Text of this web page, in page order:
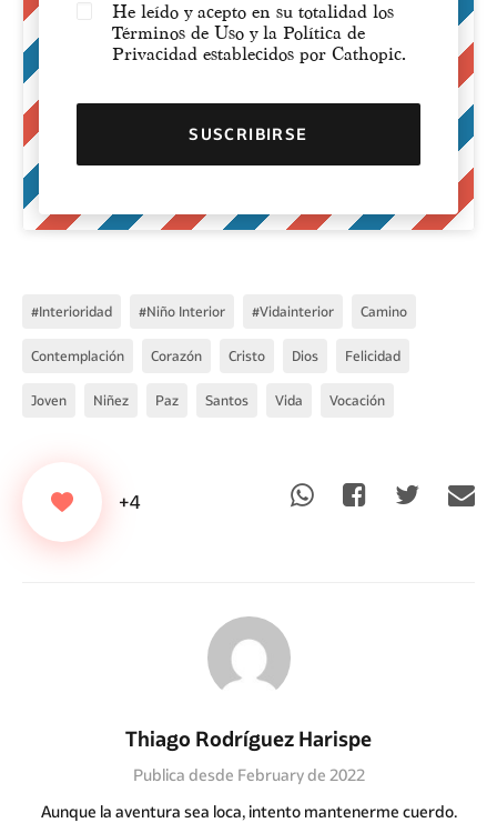
He leído y acepto en su totalidad los
Términos de Uso y la Política de
Privacidad establecidos por Cathopic.
#Interioridad #Niño Interior #vidainterior Camino
Contemplación Corazón Cristo Dios Felicidad
Joven Niñez Paz Santos Vida Vocación
+4
Thiago Rodríguez Harispe
Publica desde February de 2022
Aunque la aventura sea loca, intento mantenerme cuerdo.